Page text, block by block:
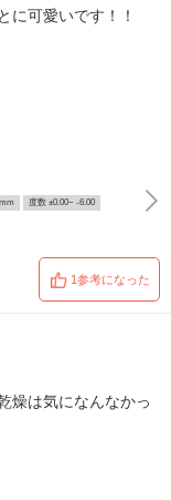
に可愛いです！！
度数 ±0.00~ -6.00
1参考になった
燥は気になんなかっ